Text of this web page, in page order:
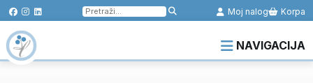
Pretraga
za:
Moj nalog Korpa
NAVIGACIJA